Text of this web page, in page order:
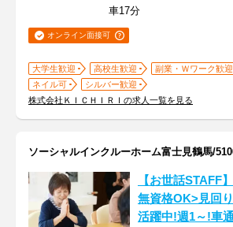
車17分
オンライン面接可
大学生歓迎 高校生歓迎
副業・Ｗワーク歓迎
ネイル可
シルバー歓迎
株式会社ＫＩＣＨＩＲＩの求人一覧を見る
ソーシャルインクルーホーム富士見鶴馬/
【お世話STAFF
無資格OK>見回
活躍中!週1～!車